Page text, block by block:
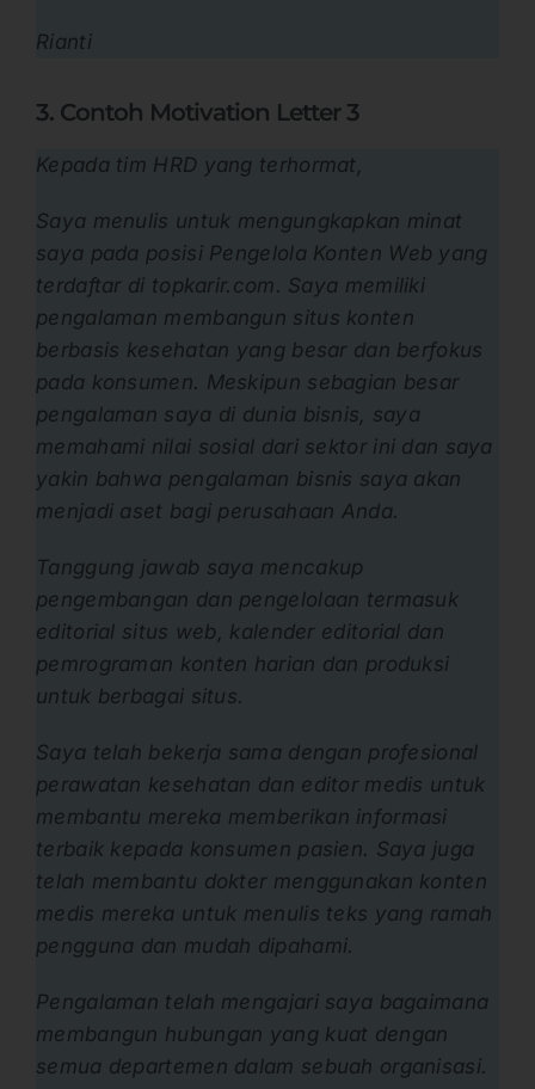
Rianti
3. Contoh Motivation Letter 3
Kepada tim HRD yang terhormat,
Saya menulis untuk mengungkapkan minat
saya pada posisi Pengelola Konten Web yang
terdaftar di topkarir.com. Saya memiliki
pengalaman membangun situs konten
berbasis kesehatan yang besar dan berfokus
pada konsumen. Meskipun sebagian besar
pengalaman saya di dunia bisnis, saya
memahami nilai sosial dari sektor ini dan saya
yakin bahwa pengalaman bisnis saya akan
menjadi aset bagi perusahaan Anda.
Tanggung jawab saya mencakup
pengembangan dan pengelolaan termasuk
editorial situs web, kalender editorial dan
pemrograman konten harian dan produksi
untuk berbagai situs.
Saya telah bekerja sama dengan profesional
perawatan kesehatan dan editor medis untuk
membantu mereka memberikan informasi
terbaik kepada konsumen pasien. Saya juga
telah membantu dokter menggunakan konten
medis mereka untuk menulis teks yang ramah
pengguna dan mudah dipahami.
Pengalaman telah mengajari saya bagaimana
membangun hubungan yang kuat dengan
semua departemen dalam sebuah organisasi.